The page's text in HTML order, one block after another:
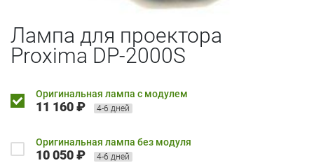
Лампа для проектора
Proxima DP-2000S
Оригинальная лампа с модулем
11 160 ₽ 4-6 дней
Оригинальная лампа без модуля
10 050 ₽ 4-6 дней